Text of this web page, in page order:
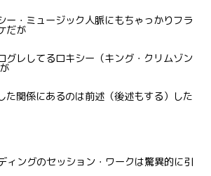
ー・ミュージック人脈にもちゃっかりフラ
だが
グレしてるロキシー（キング・クリムゾン
た関係にあるのは前述（後述もする）した
ィングのセッション・ワークは驚異的に引